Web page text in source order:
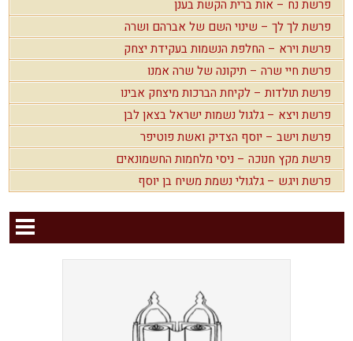
פרשת נח – אות ברית הקשת בענן
פרשת לך לך – שינוי השם של אברהם ושרה
פרשת וירא – החלפת הנשמות בעקידת יצחק
פרשת חיי שרה – תיקונה של שרה אמנו
פרשת תולדות – לקיחת הברכות מיצחק אבינו
פרשת ויצא – גלגול נשמות ישראל בצאן לבן
פרשת וישב – יוסף הצדיק ואשת פוטיפר
פרשת מקץ חנוכה – ניסי מלחמות החשמונאים
פרשת ויגש – גלגולי נשמת משיח בן יוסף